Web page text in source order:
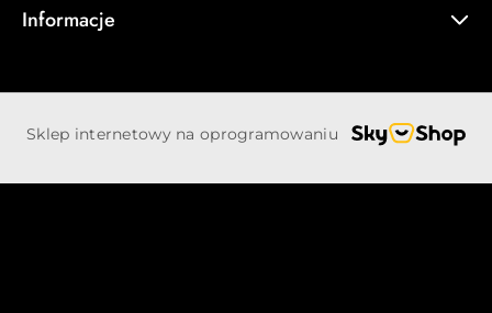
Informacje
Sklep internetowy na oprogramowaniu